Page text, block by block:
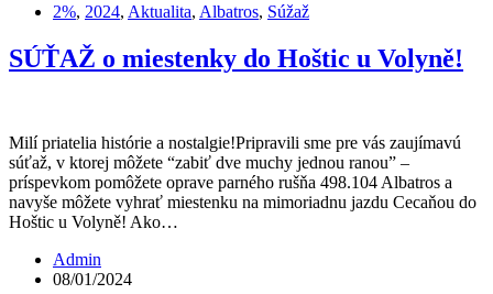
2%, 2024, Aktualita, Albatros, Súžaž
SÚŤAŽ o miestenky do Hoštic u Volyně!
Milí priatelia histórie a nostalgie!Pripravili sme pre vás zaujímavú
súťaž, v ktorej môžete “zabiť dve muchy jednou ranou” –
príspevkom pomôžete oprave parného rušňa 498.104 Albatros a
navyše môžete vyhrať miestenku na mimoriadnu jazdu Cecaňou do
Hoštic u Volyně! Ako…
Admin
08/01/2024